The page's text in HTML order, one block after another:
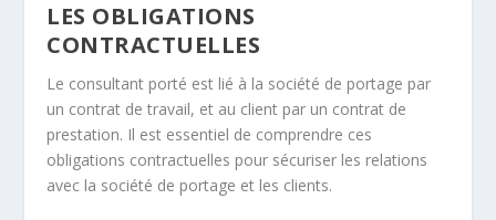
LES OBLIGATIONS
CONTRACTUELLES
Le consultant porté est lié à la société de portage par
un contrat de travail, et au client par un contrat de
prestation. Il est essentiel de comprendre ces
obligations contractuelles pour sécuriser les relations
avec la société de portage et les clients.